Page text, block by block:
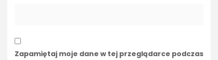
Zapamiętaj moje dane w tej przeglądarce podczas